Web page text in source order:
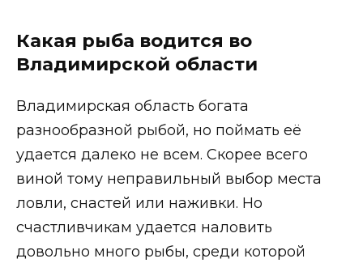
Какая рыба водится во
Владимирской области
Владимирская область богата
разнообразной рыбой, но поймать её
удается далеко не всем. Скорее всего
виной тому неправильный выбор места
ловли, снастей или наживки. Но
счастливчикам удается наловить
довольно много рыбы, среди которой